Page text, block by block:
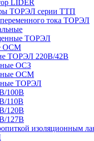
LIDER
ТОРЭЛ серии ТТП
тока ТОРЭЛ
ТОРЭЛ
ОСМ
ТОРЭЛ 220В/42В
ОСЗ
ОСМ
ТОРЭЛ
100В
110В
120В
127В
изоляционным